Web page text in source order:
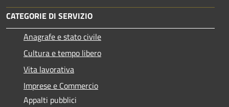
CATEGORIE DI SERVIZIO
Anagrafe e stato civile
Cultura e tempo libero
Vita lavorativa
Imprese e Commercio
Appalti pubblici